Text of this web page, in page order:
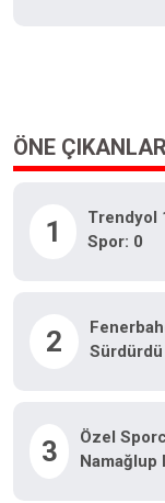
ÖNE ÇIKANLAR
1
Trendyol
Spor: 0
2
Sürdürdü
3
Özel
Namağlup